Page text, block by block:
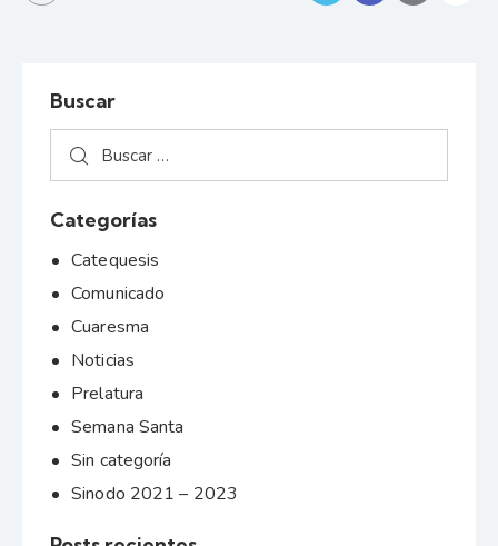
Buscar
Categorías
Catequesis
Comunicado
Cuaresma
Noticias
Prelatura
Semana Santa
Sin categoría
Sinodo 2021 – 2023